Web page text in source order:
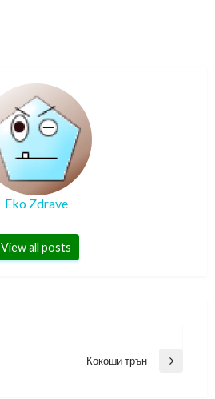
Eko Zdrave
View all posts
Next
Кокоши трън